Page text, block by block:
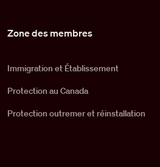
Zone des membres
Immigration et Établissement
Protection au Canada
Protection outremer et réinstallation